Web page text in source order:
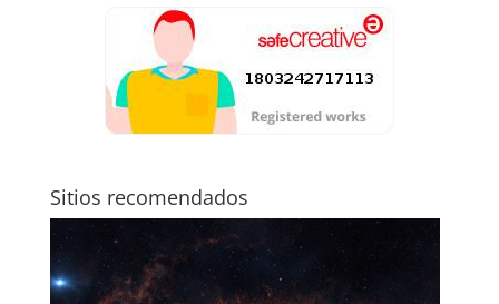
Sitios recomendados